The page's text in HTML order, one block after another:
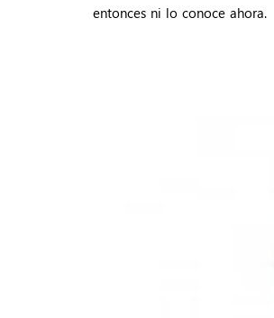
entonces ni lo conoce ahora.